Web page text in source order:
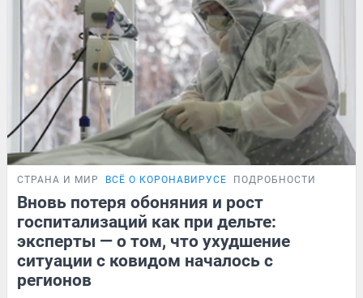
СТРАНА И МИР ВСЁ О КОРОНАВИРУСЕ ПОДРОБНОСТИ
Вновь потеря обоняния и рост
госпитализаций как при дельте:
эксперты — о том, что ухудшение
ситуации с ковидом началось с
регионов